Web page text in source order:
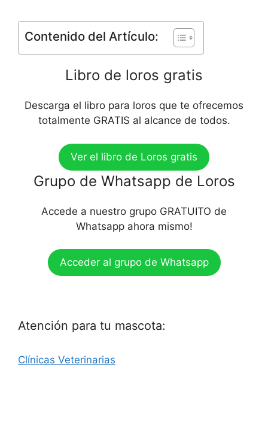
Contenido del Artículo:
Libro de loros gratis
Descarga el libro para loros que te ofrecemos
totalmente GRATIS al alcance de todos.
Ver el libro de Loros gratis
Grupo de Whatsapp de Loros
Accede a nuestro grupo GRATUITO de
Whatsapp ahora mismo!
Acceder al grupo de Whatsapp
Atención para tu mascota:
Clínicas Veterinarias